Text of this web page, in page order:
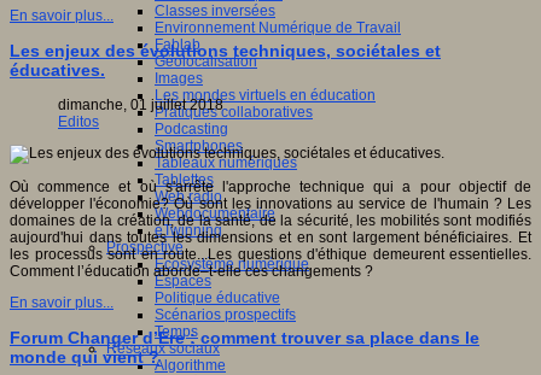
Classes inversées
Environnement Numérique de Travail
Fablab
Géolocalisation
Images
Les mondes virtuels en éducation
Pratiques collaboratives
Podcasting
Smartphones
Tableaux numériques
Tablettes
Web radio
Webdocumentaire
eTwinning
Prospective
Ecosystème numérique
Espaces
Politique éducative
Scénarios prospectifs
Temps
Réseaux sociaux
Algorithme
En savoir plus...
Les enjeux des évolutions techniques, sociétales et
éducatives.
dimanche, 01 juillet 2018
Editos
Où commence et où s'arrête l'approche technique qui a pour objectif de
développer l'économie? Où sont les innovations au service de l'humain ? Les
domaines de la création, de la santé, de la sécurité, les mobilités sont modifiés
aujourd'hui dans toutes les dimensions et en sont largement bénéficiaires. Et
les processus sont en route...Les questions d'éthique demeurent essentielles.
Comment l’éducation aborde–t-elle ces changements ?
En savoir plus...
Forum Changer d’Ere : comment trouver sa place dans le
monde qui vient ?